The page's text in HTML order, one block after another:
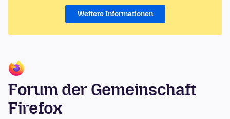
Weitere Informationen
Forum der Gemeinschaft
Firefox